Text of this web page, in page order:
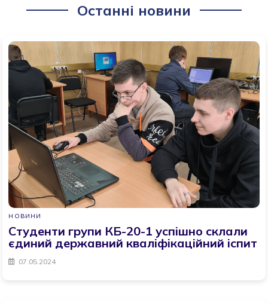
Останні новини
НОВИНИ
Студенти групи КБ-20-1 успішно склали
єдиний державний кваліфікаційний іспит
07.05.2024